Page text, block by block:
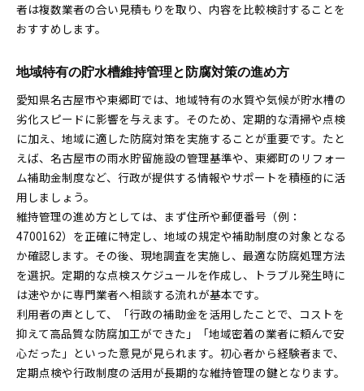
者は複数業者の合い見積もりを取り、内容を比較検討することを
おすすめします。
地域特有の貯水槽維持管理と防腐対策の進め方
愛知県名古屋市や東郷町では、地域特有の水質や気候が貯水槽の
劣化スピードに影響を与えます。そのため、定期的な清掃や点検
に加え、地域に適した防腐対策を実施することが重要です。たと
えば、名古屋市の雨水貯留施設の管理基準や、東郷町のリフォー
ム補助金制度など、行政が提供する情報やサポートを積極的に活
用しましょう。
維持管理の進め方としては、まず住所や郵便番号（例：
4700162）を正確に特定し、地域の規定や補助制度の対象となる
か確認します。その後、現地調査を実施し、最適な防腐処理方法
を選択。定期的な点検スケジュールを作成し、トラブル発生時に
は速やかに専門業者へ相談する流れが基本です。
利用者の声として、「行政の補助金を活用したことで、コストを
抑えて高品質な防腐加工ができた」「地域密着の業者に頼んで安
心だった」といった意見が見られます。初心者から経験者まで、
定期点検や行政制度の活用が長期的な維持管理の鍵となります。